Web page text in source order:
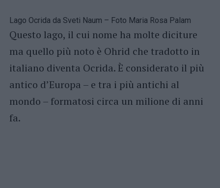
Lago Ocrida da Sveti Naum – Foto Maria Rosa Palam
Questo lago, il cui nome ha molte diciture
ma quello più noto è Ohrid che tradotto in
italiano diventa Ocrida. È considerato il più
antico d’Europa – e tra i più antichi al
mondo – formatosi circa un milione di anni
fa.